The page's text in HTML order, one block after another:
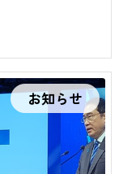
お知らせ